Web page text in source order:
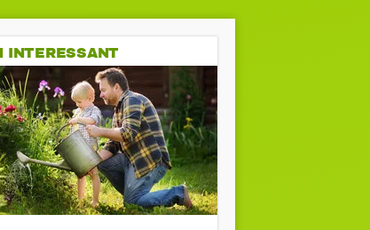
INTERESSANT